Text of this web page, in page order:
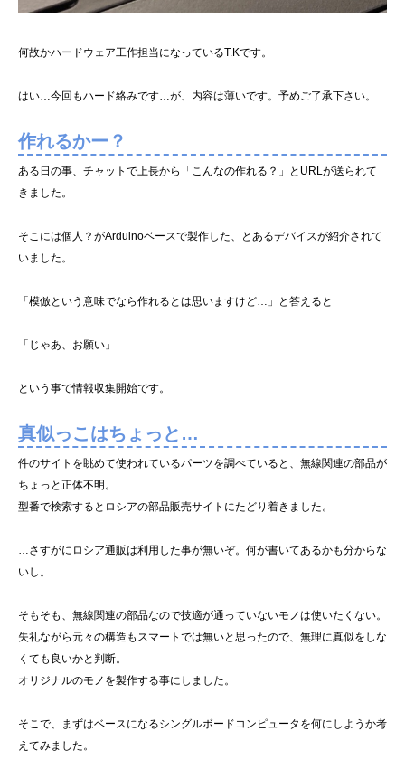
何故かハードウェア工作担当になっているT.Kです。
はい…今回もハード絡みです…が、内容は薄いです。予めご了承下さい。
作れるかー？
ある日の事、チャットで上長から「こんなの作れる？」とURLが送られて
きました。
そこには個人？がArduinoベースで製作した、とあるデバイスが紹介されて
いました。
「模倣という意味でなら作れるとは思いますけど…」と答えると
「じゃあ、お願い」
という事で情報収集開始です。
真似っこはちょっと…
件のサイトを眺めて使われているパーツを調べていると、無線関連の部品が
ちょっと正体不明。
型番で検索するとロシアの部品販売サイトにたどり着きました。
…さすがにロシア通販は利用した事が無いぞ。何が書いてあるかも分からな
いし。
そもそも、無線関連の部品なので技適が通っていないモノは使いたくない。
失礼ながら元々の構造もスマートでは無いと思ったので、無理に真似をしな
くても良いかと判断。
オリジナルのモノを製作する事にしました。
そこで、まずはベースになるシングルボードコンピュータを何にしようか考
えてみました。